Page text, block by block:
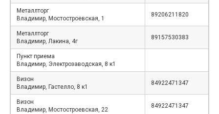
Металлторг
Владимир, Мостостроевская, 1
89206211820
Металлторг
Владимир, Лакина, 4г
89157530383
Пункт приема
Владимир, Электрозаводская, 8 к1
Визон
Владимир, Гастелло, 8 к1
84922471347
Визон
Владимир, Мостостроевская, 22
84922471347